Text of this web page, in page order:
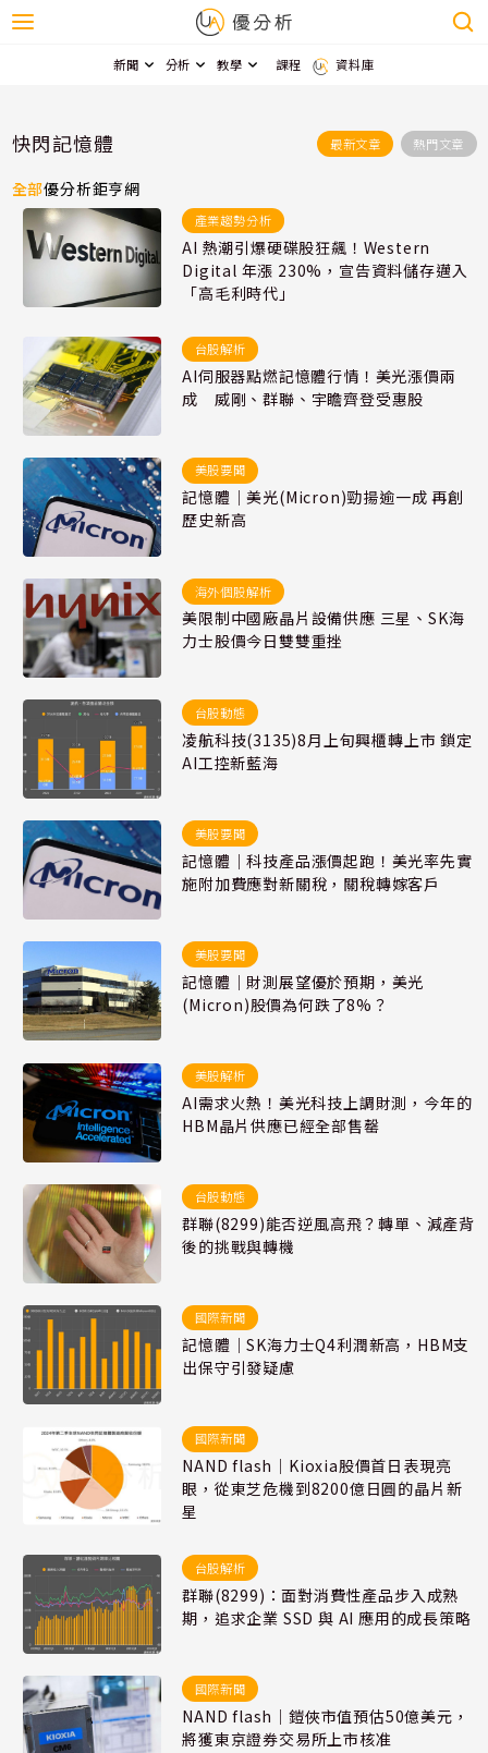
新聞 分析 教學 課程 資料庫
快閃記憶體 最新文章 熱門文章
全部優分析鉅亨網
產業趨勢分析
AI 熱潮引爆硬碟股狂飆！Western
Digital 年漲 230%，宣告資料儲存邁入
「高毛利時代」
台股解析
AI伺服器點燃記憶體行情！美光漲價兩
成 威剛、群聯、宇瞻齊登受惠股
美股要聞
記憶體｜美光(Micron)勁揚逾一成 再創
歷史新高
海外個股解析
美限制中國廠晶片設備供應 三星、SK海
力士股價今日雙雙重挫
台股動態
凌航科技(3135)8月上旬興櫃轉上市 鎖定
AI工控新藍海
美股要聞
記憶體｜科技產品漲價起跑！美光率先實
施附加費應對新關稅，關稅轉嫁客戶
美股要聞
記憶體｜財測展望優於預期，美光
(Micron)股價為何跌了8%？
美股解析
AI需求火熱！美光科技上調財測，今年的
HBM晶片供應已經全部售罄
台股動態
群聯(8299)能否逆風高飛？轉單、減產背
後的挑戰與轉機
國際新聞
記憶體｜SK海力士Q4利潤新高，HBM支
出保守引發疑慮
國際新聞
NAND flash｜Kioxia股價首日表現亮
眼，從東芝危機到8200億日圓的晶片新
星
台股解析
群聯(8299)：面對消費性產品步入成熟
期，追求企業 SSD 與 AI 應用的成長策略
國際新聞
NAND flash｜鎧俠市值預估50億美元，
將獲東京證券交易所上市核准